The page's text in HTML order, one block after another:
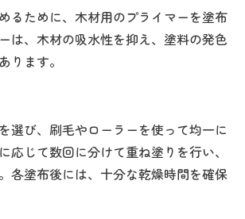
るために、木材用のプライマーを塗布
は、木材の吸水性を抑え、塗料の発色
ります。
選び、刷毛やローラーを使って均一に
応じて数回に分けて重ね塗りを行い、
各塗布後には、十分な乾燥時間を確保